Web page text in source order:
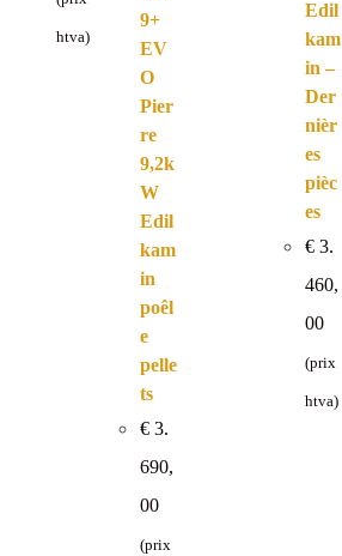
htva)
9+
EV
O
Pier
re
9,2k
W
Edil
kam
in
poêl
e
pelle
ts
€3.
690,
00
(prix
Edil
kam
in –
Der
nièr
es
pièc
es
€ 3.
460,
00
(prix
htva)